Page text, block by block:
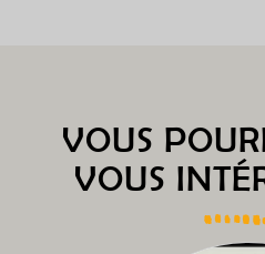
VOUS
VOUS